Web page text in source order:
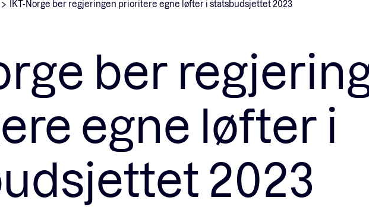
Medlemskap
Ansatte
Fagforum
IKT-Norge ber regjeringen prioritere egne løfter i statsbudsjettet 2023
ber
egne løfter i
2023